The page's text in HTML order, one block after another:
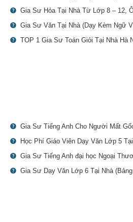
Gia Sư Hóa Tại Nhà Từ Lớp 8 – 12,
Gia Sư Văn Tại Nhà (Dạy Kèm Ngữ
TOP 1 Gia Sư Toán Giỏi Tại Nhà Hà
Gia Sư Tiếng Anh Cho Người Mất
Học Phí Giáo Viên Dạy Văn Lớp 5
Gia Sư Tiếng Anh đại học Ngoại
Gia Sư Dạy Văn Lớp 6 Tại Nhà